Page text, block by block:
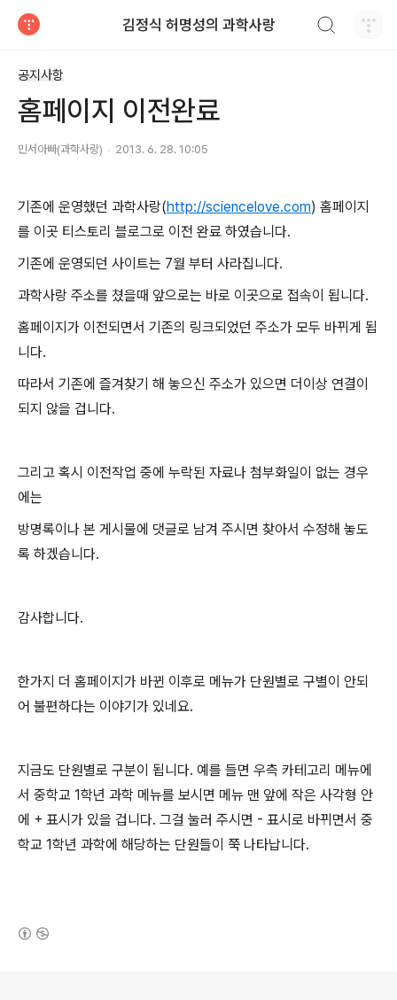
김정식 허명성의 과학사랑
공지사항
홈페이지 이전완료
민서아빠(과학사랑) 2013. 6. 28. 10:05
기존에 운영했던 과학사랑(http://sciencelove.com) 홈페이지
를 이곳 티스토리 블로그로 이전 완료 하였습니다.
기존에 운영되던 사이트는 7월 부터 사라집니다.
과학사랑 주소를 쳤을때 앞으로는 바로 이곳으로 접속이 됩니다.
홈페이지가 이전되면서 기존의 링크되었던 주소가 모두 바뀌게 됩
니다.
따라서 기존에 즐겨찾기 해 놓으신 주소가 있으면 더이상 연결이
되지 않을 겁니다.
그리고 혹시 이전작업 중에 누락된 자료나 첨부화일이 없는 경우
에는
방명록이나 본 게시물에 댓글로 남겨 주시면 찾아서 수정해 놓도
록 하겠습니다.
감사합니다.
한가지 더 홈페이지가 바뀐 이후로 메뉴가 단원별로 구별이 안되
어 불편하다는 이야기가 있네요.
지금도 단원별로 구분이 됩니다. 예를 들면 우측 카테고리 메뉴에
서 중학교 1학년 과학 메뉴를 보시면 메뉴 맨 앞에 작은 사각형 안
에 + 표시가 있을 겁니다. 그걸 눌러 주시면 - 표시로 바뀌면서 중
학교 1학년 과학에 해당하는 단원들이 쭉 나타납니다.